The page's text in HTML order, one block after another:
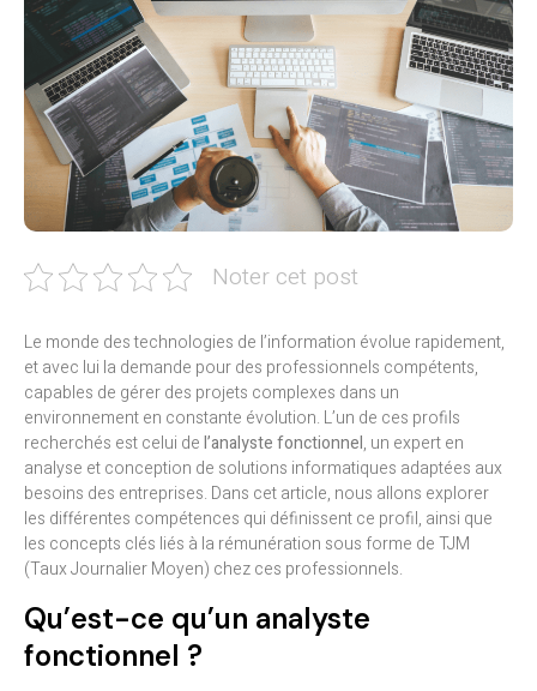
Noter cet post
Le monde des technologies de l’information évolue rapidement,
et avec lui la demande pour des professionnels compétents,
capables de gérer des projets complexes dans un
environnement en constante évolution. L’un de ces profils
recherchés est celui del’analyste fonctionnel, un expert en
analyse et conception de solutions informatiques adaptées aux
besoins des entreprises. Dans cet article, nous allons explorer
les différentes compétences qui définissent ce profil, ainsi que
les concepts clés liés à la rémunération sous forme de TJM
(Taux Journalier Moyen) chez ces professionnels.
Qu’est-ce qu’un analyste
fonctionnel ?